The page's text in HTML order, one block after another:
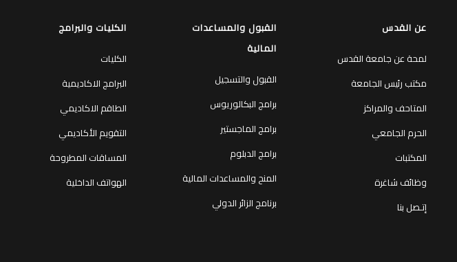
عن القدس
لمحة عن جامعة القدس
مكتب رئيس الجامعة
المتاحف والمراكز
الحرم الجامعي
المكتبات
وظائف شاغرة
إتـصل بنا
القبول والمساعدات
المالية
القبول والتسجيل
برامج البكالوريوس
برامج الماجستير
برامج الدبلوم
المنح والمساعدات المالية
برنامج الزائر الدولي
الكليات والبرامج
الكليات
البرامج الاكاديمية
الطاقم الاكاديمي
التقويم الأكاديمي
المساقات المطروحة
الهواتف الداخلية